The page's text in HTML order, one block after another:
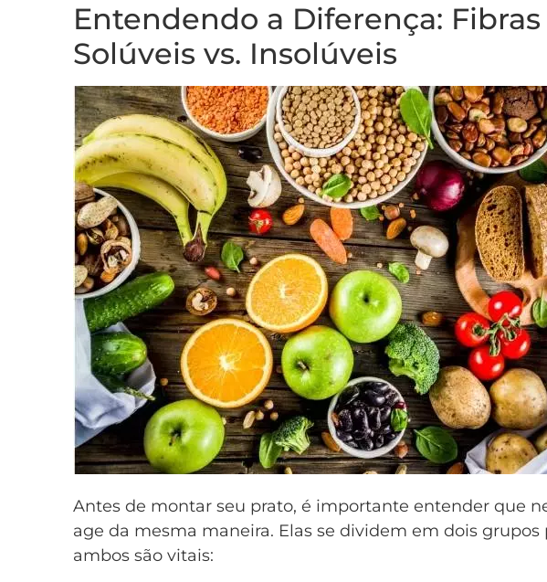
Entendendo a Diferença: Fibras
Solúveis vs. Insolúveis
Antes de montar seu prato, é importante entender que
age da mesma maneira. Elas se dividem em dois grupos
ambos são vitais: